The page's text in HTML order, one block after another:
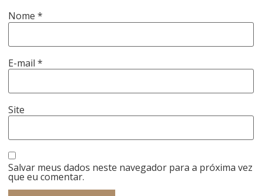
Nome*
E-mail*
Site
Salvar meus dados neste navegador para a próxima vez
que eu comentar.